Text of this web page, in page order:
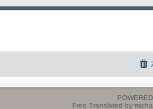
Free Translated by